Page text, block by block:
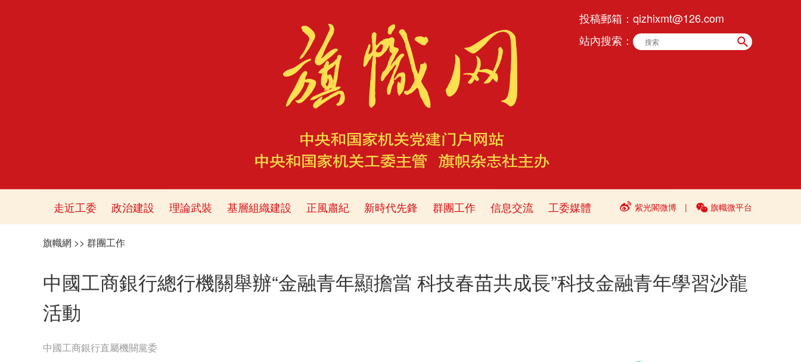
投稿郵箱： qizhixmt@126.com
站內搜索：
走近工委 政治建設 理論武裝 基層組織建設 正風肅紀 新時代先鋒 群團工作 信息交流 工委媒體 紫光閣微博 | 旗幟微平台
旗幟網 >> 群團工作
中國工商銀行總行機關舉辦“金融青年顯擔當 科技春苗共成長”科技金融青年學習沙龍
活動
中國工商銀行直屬機關黨委